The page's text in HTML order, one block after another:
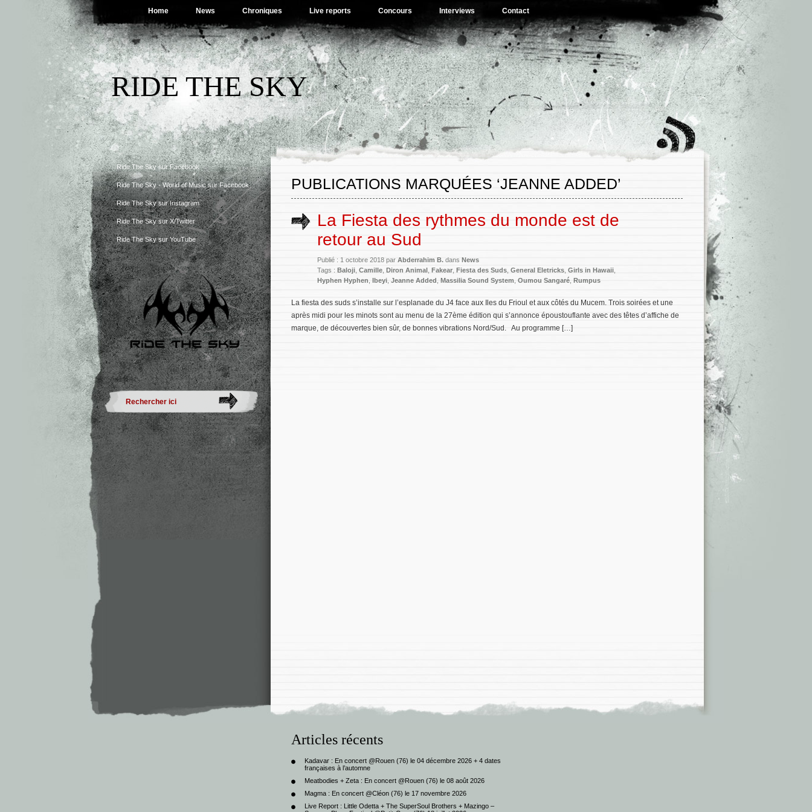
Home News Chroniques Live reports Concours Interviews Contact
RIDE THE SKY
Ride The Sky sur Facebook
Ride The Sky - World of Music sur Facebook
Ride The Sky sur Instagram
Ride The Sky sur X/Twitter
Ride The Sky sur YouTube
PUBLICATIONS MARQUÉES ‘JEANNE ADDED’
La Fiesta des rythmes du monde est de
retour au Sud
Publié : 1 octobre 2018 par Abderrahim B. dans News
Tags : Baloji Camille Diron Animal Fakear Fiesta des Suds General Eletricks Girls in Hawaii
Hyphen Hyphen Ibeyi Jeanne Added Massilia Sound System Oumou Sangaré Rumpus
La fiesta des suds s’installe sur l’esplanade du J4 face aux Iles du Frioul et aux côtés du Mucem. Trois soirées et une
après midi pour les minots sont au menu de la 27ème édition qui s’annonce époustouflante avec des têtes d’affiche de
marque, de découvertes bien sûr, de bonnes vibrations Nord/Sud. Au programme […]
Articles récents
Kadavar : En concert @Rouen (76) le 04 décembre 2026 + 4 dates
françaises à l’automne
Meatbodies + Zeta : En concert @Rouen (76) le 08 août 2026
Magma : En concert @Cléon (76) le 17 novembre 2026
Live Report : Little Odetta + The SuperSoul Brothers + Mazingo –